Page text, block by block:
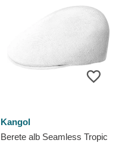
Kangol
Berete alb Seamless Tropic